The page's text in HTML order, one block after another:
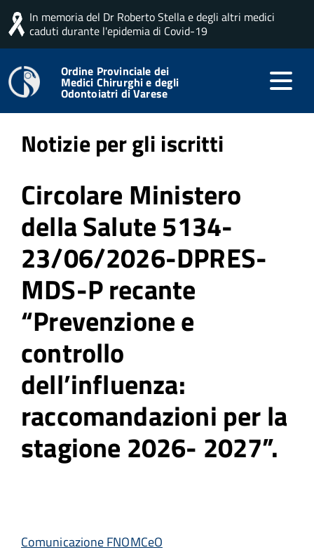
In memoria del Dr Roberto Stella e degli altri medici
caduti durante l'epidemia di Covid-19
Ordine Provinciale dei
Medici Chirurghi e degli
Odontoiatri di Varese
Home Professione Notizie per gli iscritti
Pubblicato: 03 Luglio 2026
Notizie per gli iscritti
Circolare Ministero
della Salute 5134-
23/06/2026-DPRES-
MDS-P recante
“Prevenzione e
controllo
dell’influenza:
raccomandazioni per la
stagione 2026- 2027”.
Comunicazione FNOMCeO